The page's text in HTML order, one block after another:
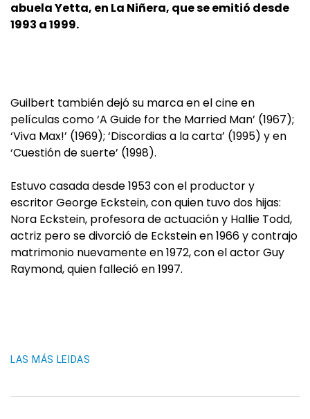
abuela Yetta, en La Niñera, que se emitió desde
1993 a 1999.
Guilbert también dejó su marca en el cine en
películas como ‘A Guide for the Married Man’ (1967);
‘Viva Max!’ (1969); ‘Discordias a la carta’ (1995) y en
‘Cuestión de suerte’ (1998).
Estuvo casada desde 1953 con el productor y
escritor George Eckstein, con quien tuvo dos hijas:
Nora Eckstein, profesora de actuación y Hallie Todd,
actriz pero se divorció de Eckstein en 1966 y contrajo
matrimonio nuevamente en 1972, con el actor Guy
Raymond, quien falleció en 1997.
LAS MÁS LEIDAS